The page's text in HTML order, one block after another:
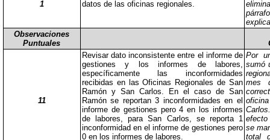
1 datos de las oficinas regionales.
Observaciones
Puntuales
11
Revisar dato inconsistente entre el informe de
gestiones y los informes de labores,
específicamente las inconformidades
recibidas en las Oficinas Regionales de San
Ramón y San Carlos. En el caso de San
Ramón se reportan 3 inconformidades en el
informe de gestiones pero 4 en los informes
de labores, para San Carlos, se reporta 1
inconformidad en el informe de gestiones pero
0 en los informes de labores.
Por
sumó
mes
efecto
se
total